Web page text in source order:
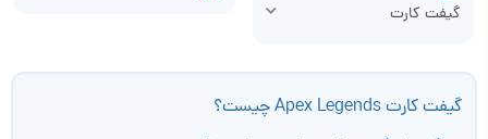
گیفت کارت
گیفت کارت Apex Legends چیست؟